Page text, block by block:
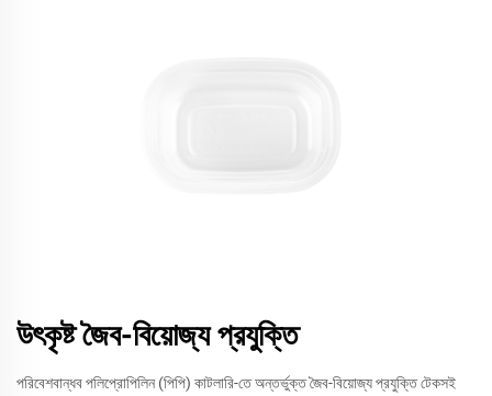
উৎকৃষ্ট জৈব-বিয়োজ্য প্রযুক্তি
পরিবেশবান্ধব পলিপ্রোপিলিন (পিপি) কাটলারি-তে অন্তর্ভুক্ত জৈব-বিয়োজ্য প্রযুক্তি টেকসই